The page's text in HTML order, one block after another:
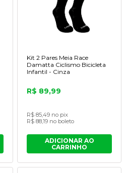
Kit 2 Pares Meia Race
Damatta Ciclismo Bicicleta
Infantil - Cinza
R$ 89,99
R$ 85,49 no pix
R$ 88,19 no boleto
ADICIONAR AO
CARRINHO